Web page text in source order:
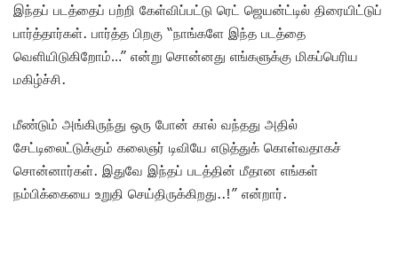
இந்தப் படத்தைப் பற்றி கேள்விப்பட்டு ரெட் ஜெயன்ட்டில் திரையிட்டுப்
பார்த்தார்கள். பார்த்த பிறகு “நாங்களே இந்த படத்தை
வெளியிடுகிறோம்…” என்று சொன்னது எங்களுக்கு மிகப்பெரிய
மகிழ்ச்சி.
மீண்டும் அங்கிருந்து ஒரு போன் கால் வந்தது அதில்
சேட்டிலைட்டுக்கும் கலைஞர் டிவியே எடுத்துக் கொள்வதாகச்
சொன்னார்கள். இதுவே இந்தப் படத்தின் மீதான எங்கள்
நம்பிக்கையை உறுதி செய்திருக்கிறது..!” என்றார்.